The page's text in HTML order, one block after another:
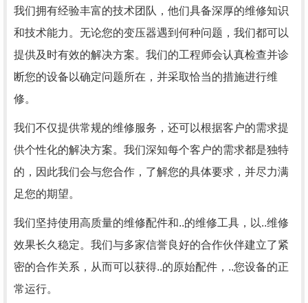
我们拥有经验丰富的技术团队，他们具备深厚的维修知识
和技术能力。无论您的变压器遇到何种问题，我们都可以
提供及时有效的解决方案。我们的工程师会认真检查并诊
断您的设备以确定问题所在，并采取恰当的措施进行维
修。
我们不仅提供常规的维修服务，还可以根据客户的需求提
供个性化的解决方案。我们深知每个客户的需求都是独特
的，因此我们会与您合作，了解您的具体要求，并尽力满
足您的期望。
我们坚持使用高质量的维修配件和..的维修工具，以..维修
效果长久稳定。我们与多家信誉良好的合作伙伴建立了紧
密的合作关系，从而可以获得..的原始配件，..您设备的正
常运行。